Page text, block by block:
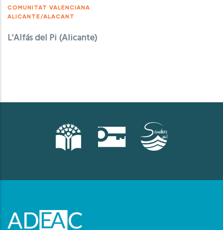
COMUNITAT VALENCIANA
ALICANTE/ALACANT
L'Alfás del Pi (Alicante)